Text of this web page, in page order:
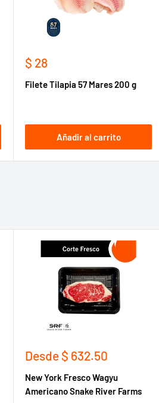
Precio
venta
$ 28
Filete Tilapia 57 Mares 200 g
Añadir al carrito
Precio
venta
Desde $ 632.50
New York Fresco Wagyu
Americano Snake River Farms